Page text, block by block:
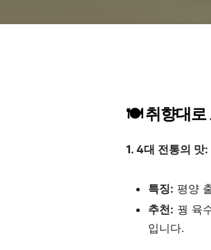
🍽️ 취향대로
1. 4대 전통의 맛
특징: 평양
추천: 꿩 육
입니다.